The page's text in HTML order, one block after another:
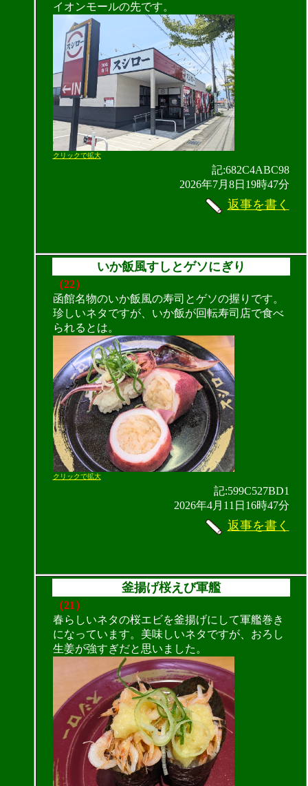
イオンモールの先です。
クリックで拡大
記:682C4ABC98
2026年7月8日19時47分
返事を書く
いか飯風すしとゲソにぎり
（22）
函館名物のいか飯風の寿司とゲソの握りです。
珍しいネタですが、いか飯が回転寿司店で食べ
られるとは。
クリックで拡大
記:599C527BD1
2026年4月11日16時47分
返事を書く
釜揚げ桜えび軍艦
（21）
春らしいネタの桜エビを釜揚げにして軍艦巻き
になっています。美味しいネタですが、おろし
生姜が強すぎだと思いました。